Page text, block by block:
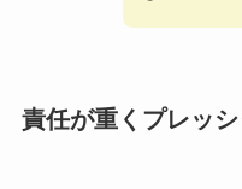
責任が重くプレッ